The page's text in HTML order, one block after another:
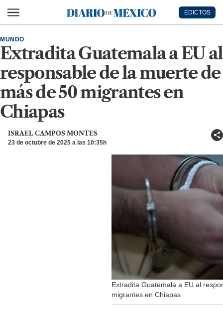
Diario de México
EDICTOS
Extradita Guatemala a EU al
responsable de la muerte de
más de 50 migrantes en
Chiapas
MUNDO
ISRAEL CAMPOS MONTES
23 de octubre de 2025 a las 10:35h
Extradita Guatemala a EU al
migrantes en Chiapas